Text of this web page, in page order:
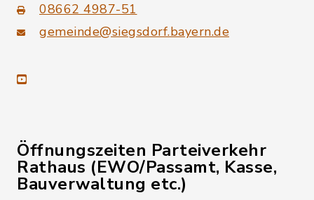
08662 4987-51
gemeinde@siegsdorf.bayern.de
youtube
Öffnungszeiten Parteiverkehr
Rathaus (EWO/Passamt, Kasse,
Bauverwaltung etc.)